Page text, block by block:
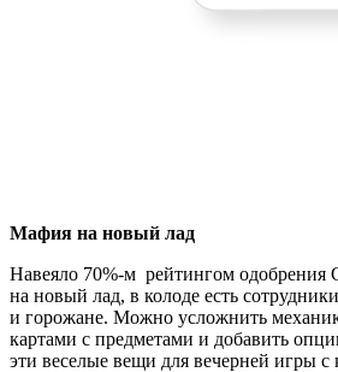
Мафия на новый лад
Навеяло 70%-м рейтингом одобрения
на новый лад, в колоде есть
и горожане. Можно усложнить
картами с предметами и добавить
эти веселые вещи для вечерней игры с